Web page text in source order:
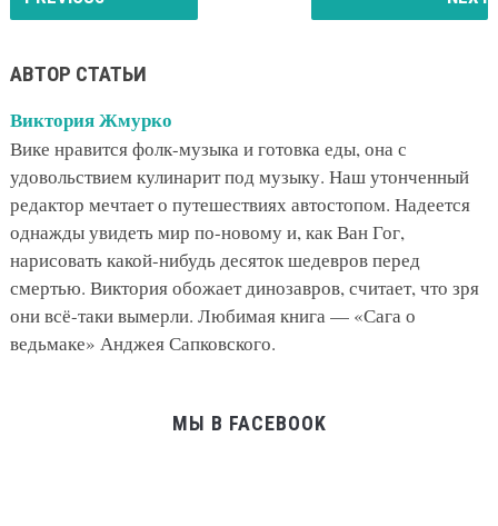
АВТОР СТАТЬИ
Виктория Жмурко
Вике нравится фолк-музыка и готовка еды, она с
удовольствием кулинарит под музыку. Наш утонченный
редактор мечтает о путешествиях автостопом. Надеется
однажды увидеть мир по-новому и, как Ван Гог,
нарисовать какой-нибудь десяток шедевров перед
смертью. Виктория обожает динозавров, считает, что зря
они всё-таки вымерли. Любимая книга — «Сага о
ведьмаке» Анджея Сапковского.
МЫ В FACEBOOK